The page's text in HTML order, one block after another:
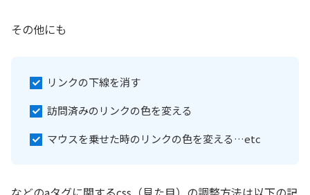
その他にも
リンクの下線を消す
訪問済みのリンクの色を変える
マウスを乗せた時のリンクの色を変える…etc